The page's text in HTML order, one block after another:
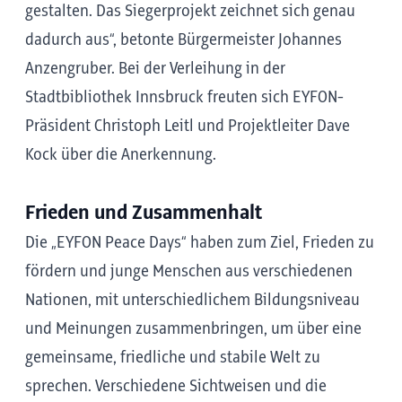
gestalten. Das Siegerprojekt zeichnet sich genau
dadurch aus“, betonte Bürgermeister Johannes
Anzengruber. Bei der Verleihung in der
Stadtbibliothek Innsbruck freuten sich EYFON-
Präsident Christoph Leitl und Projektleiter Dave
Kock über die Anerkennung.
Frieden und Zusammenhalt
Die „EYFON Peace Days“ haben zum Ziel, Frieden zu
fördern und junge Menschen aus verschiedenen
Nationen, mit unterschiedlichem Bildungsniveau
und Meinungen zusammenbringen, um über eine
gemeinsame, friedliche und stabile Welt zu
sprechen. Verschiedene Sichtweisen und die